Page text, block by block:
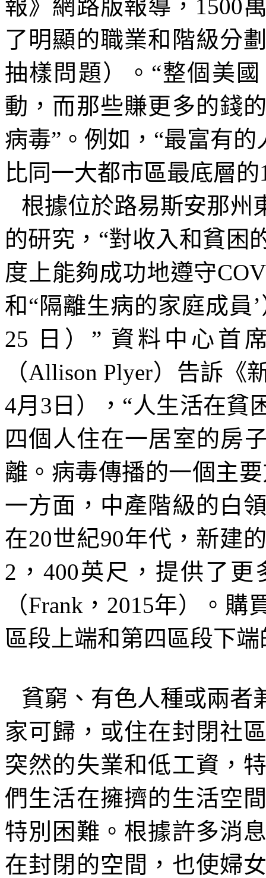
報》網路版報導， 1500
了明顯的職業和階級分
抽樣問題）。“整個美
動，而那些賺更多的錢
病毒”。例如，“最富有
比同一大都市區最底層的
根據位於路易斯安那州
的研究，“對收入和貧困
度上能夠成功地遵守
和“隔離生病的家庭成員
25
日）” 資料中心首
（Allison Plyer）告訴《
4月 3 日），“人生活在貧
四個人住在一居室的房
離。病毒傳播的一個主
一方面，中產階級的白
在20世紀90年代，新建
2 ， 400英尺，提供了更
（Frank ， 2015年）。購
區段上端和第四區段下
貧窮、有色人種或兩者
家可歸，或住在封閉社
突然的失業和低工資，
們生活在擁擠的生活空
特別困難。根據許多消
在封閉的空間，也使婦